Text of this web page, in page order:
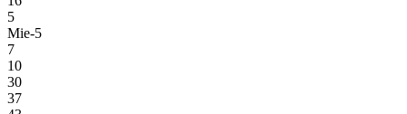
5
Mie-5
7
10
30
37